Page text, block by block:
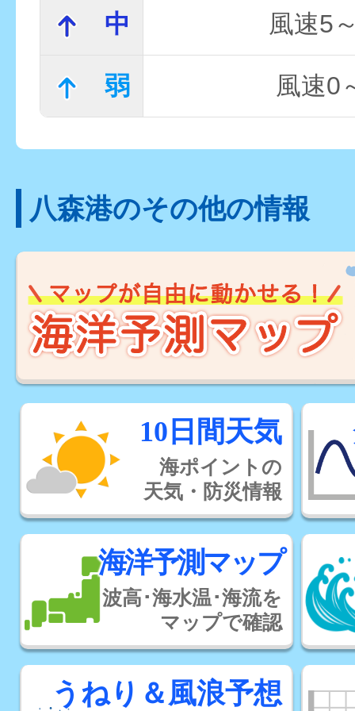
中 風速5
弱 風速0
八森港のその他の情報
10日間天気
海ポイントの
天気・防災情報
海洋予測マップ
波高･海水温･海流を
マップで確認
うねり＆風浪予想